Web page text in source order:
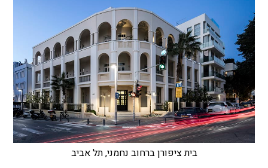
בית ציפורן ברחוב נחמני, תל אביב